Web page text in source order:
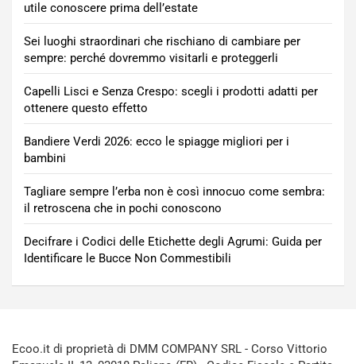
utile conoscere prima dell’estate
Sei luoghi straordinari che rischiano di cambiare per
sempre: perché dovremmo visitarli e proteggerli
Capelli Lisci e Senza Crespo: scegli i prodotti adatti per
ottenere questo effetto
Bandiere Verdi 2026: ecco le spiagge migliori per i
bambini
Tagliare sempre l’erba non è così innocuo come sembra:
il retroscena che in pochi conoscono
Decifrare i Codici delle Etichette degli Agrumi: Guida per
Identificare le Bucce Non Commestibili
Ecoo.it di proprietà di DMM COMPANY SRL - Corso Vittorio